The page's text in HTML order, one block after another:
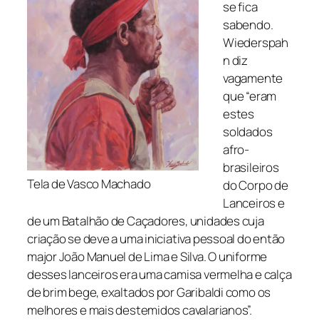
Tela de Vasco Machado
se fica
sabendo.
Wiederspah
n diz
vagamente
que “eram
estes
soldados
afro-
brasileiros
do Corpo de
Lanceiros e
de um Batalhão de Caçadores, unidades cuja
criação se deve a uma iniciativa pessoal do então
major João Manuel de Lima e Silva. O uniforme
desses lanceiros era uma camisa vermelha e calça
de brim bege, exaltados por Garibaldi como os
melhores e mais destemidos cavalarianos”.